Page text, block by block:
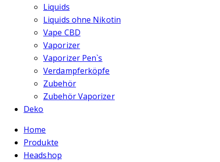
Liquids
Liquids ohne Nikotin
Vape CBD
Vaporizer
Vaporizer Pen`s
Verdampferköpfe
Zubehör
Zubehör Vaporizer
Deko
Home
Produkte
Headshop